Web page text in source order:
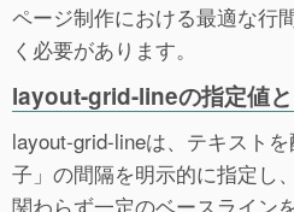
ページ制作における最適な行
く必要があります。
layout-grid-lineの指定値
layout-grid-lineは、テキスト
子」の間隔を明示的に指定し
関わらず一定のベースライン